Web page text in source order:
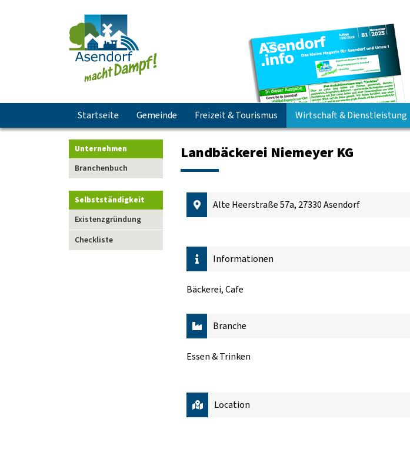
Jetzt herunterladen & lesen!
Navigation
überspringen
Startseite Gemeinde Freizeit & Tourismus Wirtschaft & Dienstleistung
Unternehmen
Navigation
überspringen
Branchenbuch
Selbstständigkeit
Navigation
überspringen
Existenzgründung
Checkliste
Landbäckerei Niemeyer KG
Alte Heerstraße 57a, 27330 Asendorf
Informationen
Bäckerei, Cafe
Branche
Essen & Trinken
Location